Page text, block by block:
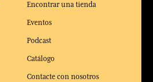
Encontrar una tienda
Eventos
Podcast
Catálogo
Contacte con nosotros